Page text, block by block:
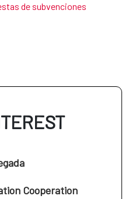
de subvenciones
Cooperation